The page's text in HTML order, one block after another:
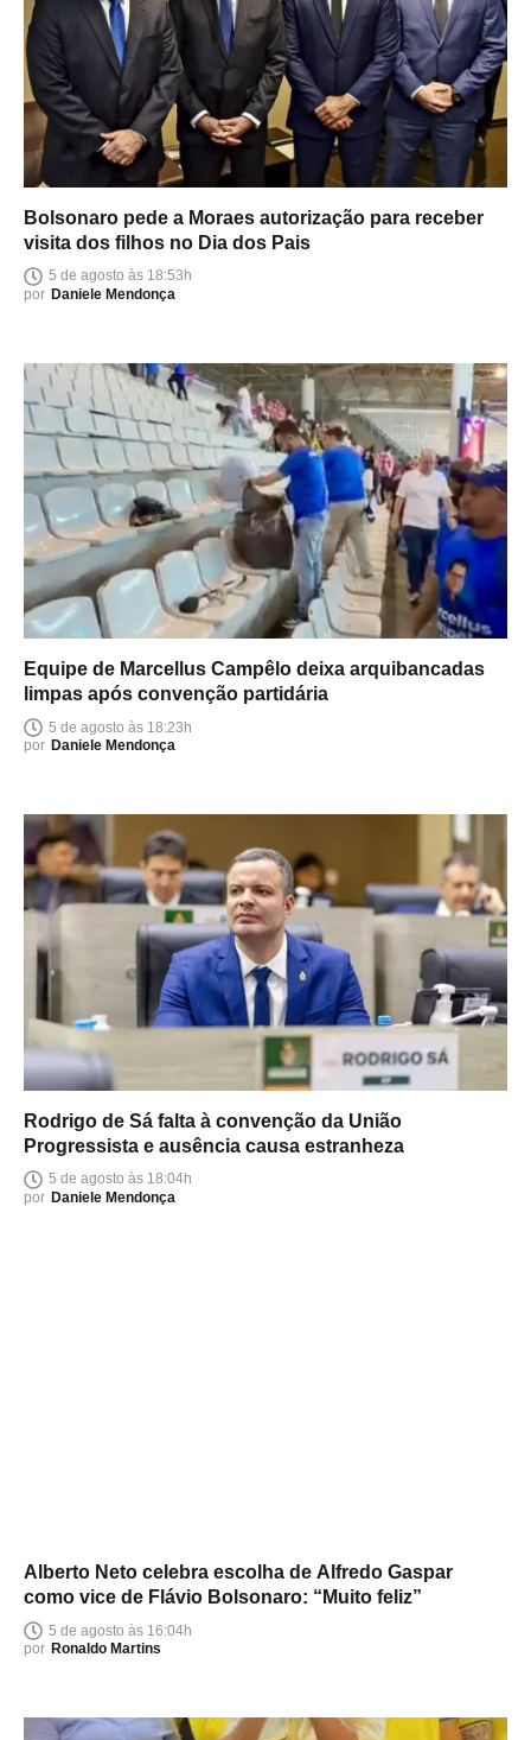
Bolsonaro pede a Moraes autorização para receber
visita dos filhos no Dia dos Pais
5 de agosto às 18:53h
por Daniele Mendonça
Equipe de Marcellus Campêlo deixa arquibancadas
limpas após convenção partidária
5 de agosto às 18:23h
por Daniele Mendonça
Rodrigo de Sá falta à convenção da União
Progressista e ausência causa estranheza
5 de agosto às 18:04h
por Daniele Mendonça
Alberto Neto celebra escolha de Alfredo Gaspar
como vice de Flávio Bolsonaro: “Muito feliz”
5 de agosto às 16:04h
por Ronaldo Martins